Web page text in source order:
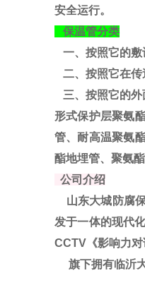
安全运行。
保温管分类
一、按照它的敷
二、按照它在传
三、按照它的外
形式保护层聚氨
管、耐高温聚氨
酯地埋管、聚氨酯
公司介绍
山东大城防腐
发于一体的现代
CCTV《影响力
旗下拥有临沂大